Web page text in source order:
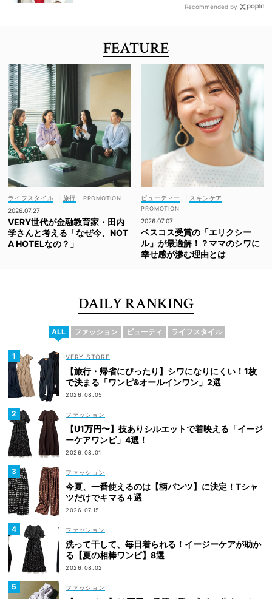
Recommended by
FEATURE
ライフスタイル
旅行
2026.07.27
VERY世代が金融教育家・田内
学さんと考える「なぜ今、NOT
A HOTELなの？」
ビューティー スキンケア
2026.07.07
ベスコス受賞の「エリクシー
ル」が最適解！？ママのシワに
幸せ感が滲む理由とは
DAILY RANKING
ALL ファッション ビューティ ライフスタイル
VERY STORE
【旅行・帰省にぴったり】シワになりにくい！1枚
で決まる「ワンピ&オールインワン」2選
2026.08.05
ファッション
【U1万円〜】技ありシルエットで着映える「イージ
ーケアワンピ」4選！
2026.08.01
ファッション
今夏、一番使えるのは【柄パンツ】に決定！Tシャ
ツだけでキマる４選
2026.07.15
ファッション
洗って干して、毎日着られる！イージーケアが助か
る【夏の相棒ワンピ】8選
2026.08.02
ファッション